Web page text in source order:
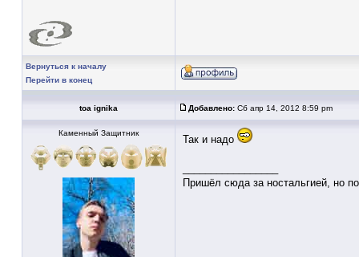
Вернуться к началу
Перейти в конец
toa ignika Добавлено: Сб апр 14, 2012 8:59 pm
Каменный Защитник
Так и надо
Пришёл сюда за ностальгией, но